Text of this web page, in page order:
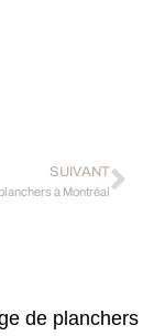
SUIVANT
à Montréal
de planchers